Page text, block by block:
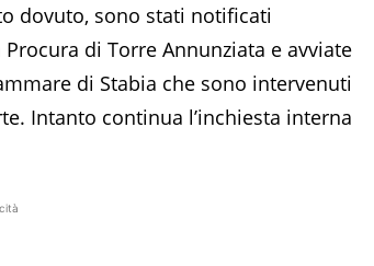
dovuto, sono stati notificati
di Torre Annunziata e avviate
di Stabia che sono intervenuti
Intanto continua l’inchiesta interna